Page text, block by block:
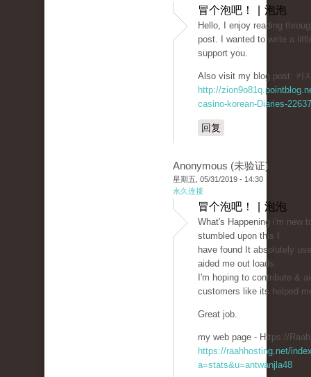
冒个泡吧！ | 泡泡
Hello, I enjoy reading
post. I wanted to write a
support you.
Also visit my blog post: 카
http://
casino-korean-Diaries-
回复
Anonymous (未验证)
星期五, 05/31/2019 - 14:30
永久连接
冒个泡吧！ | 泡泡
What's Happening i'm new
stumbled upon this I
have found It absolutely
aided me out loads.
I'm hoping to contribute &
customers like its helped
Great job.
my web page - Https://
https://raahhosting.net/
a=stats&u=antwanjla48